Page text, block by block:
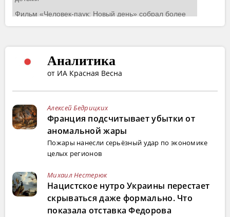
Аналитика
от ИА Красная Весна
Алексей Бедрицких
Франция подсчитывает убытки от
аномальной жары
Пожары нанесли серьёзный удар по экономике
целых регионов
Михаил Нестерюк
Нацистское нутро Украины перестает
скрываться даже формально. Что
показала отставка Федорова